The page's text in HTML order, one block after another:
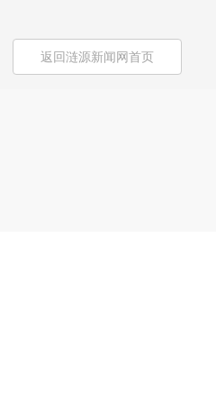
返回涟源新闻网首页